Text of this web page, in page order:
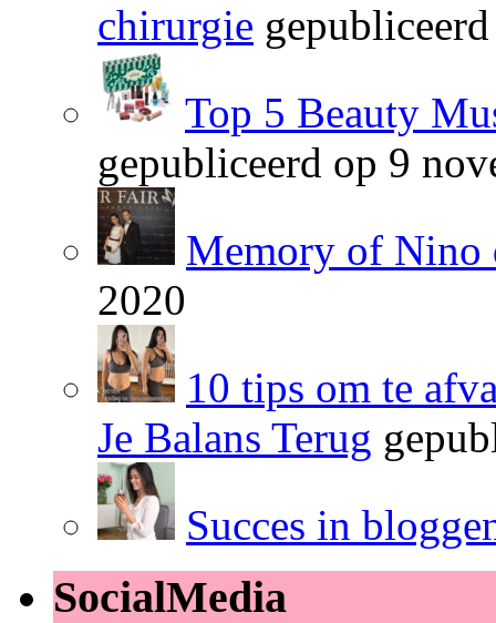
chirurgie
Top 5 Beauty
gepubliceerd op 9
Memory of Nino
2020
10 tips om te
Je Balans Terug
Succes in
SocialMedia